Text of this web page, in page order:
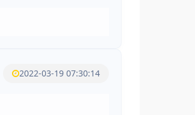
2022-03-19 07:30:14